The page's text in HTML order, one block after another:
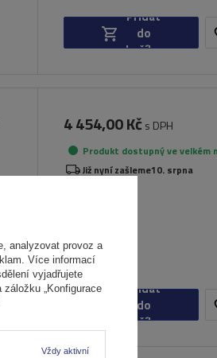
Přidat
do
košíku
4 454,00 Kč s DPH
Produkt dostupný ve velkém
Již nyní zašleme10. srpna
Přidat
do
košíku
analyzovat provoz a
Více informací
vyjadřujete
„Konfigurace
Vždy aktivní